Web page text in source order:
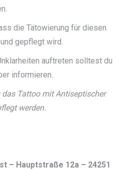
die Tätowierung für diesen
gepflegt wird.
auftreten solltest du
informieren.
Tattoo mit Antiseptischer
werden.
– Hauptstraße 12a – 24251